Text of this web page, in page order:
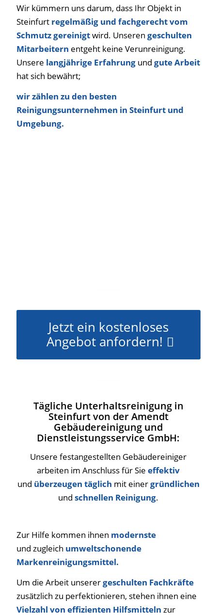
Wir kümmern uns darum, dass Ihr Objekt in
Steinfurt regelmäßig und fachgerecht vom
Schmutz gereinigtwird. Unseren geschulten
Mitarbeitern entgeht keine Verunreinigung.
Unsere langjährige Erfahrungund gute Arbeit
hat sich bewährt;
wir zählen zu den besten
Reinigungsunternehmen in Steinfurt und
Umgebung.
Jetzt ein kostenloses
Angebot anfordern!
Tägliche Unterhaltsreinigung in
Steinfurt von der Amendt
Gebäudereinigung und
Dienstleistungsservice GmbH:
Unsere festangestellten Gebäudereiniger
arbeiten im Anschluss für Sieeffektiv
und überzeugen täglich mit einergründlichen
undschnellen Reinigung.
Zur Hilfe kommen ihnen modernste
und zugleich umweltschonende
Markenreinigungsmittel.
Um die Arbeit unserergeschulten Fachkräfte
zusätzlich zu perfektionieren, stehen ihnen eine
Vielzahl von effizienten Hilfsmitteln zur